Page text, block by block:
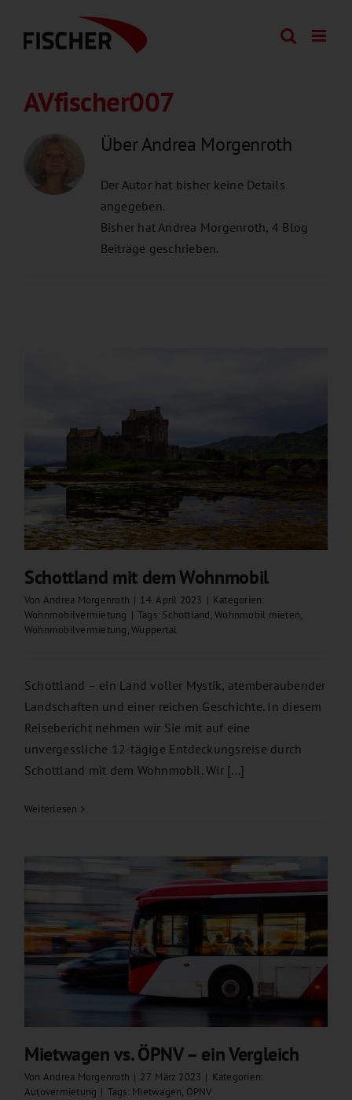
Inhalt
springen
AVfischer007
ÜberAndrea Morgenroth
Der Autor hat bisher keine Details
angegeben.
Bisher hat Andrea Morgenroth, 4 Blog
Beiträge geschrieben.
Schottland mit dem Wohnmobil
Von Andrea Morgenroth | 14. April 2023 | Kategorien:
Wohnmobilvermietung | Tags: Schottland,Wohnmobil mieten,
Wohnmobilvermietung,Wuppertal
Schottland – ein Land voller Mystik, atemberaubender
Landschaften und einer reichen Geschichte. In diesem
Reisebericht nehmen wir Sie mit auf eine
unvergessliche 12-tägige Entdeckungsreise durch
Schottland mit dem Wohnmobil. Wir [...]
Weiterlesen
Mietwagen vs. ÖPNV – ein Vergleich
Von Andrea Morgenroth | 27. März 2023 | Kategorien:
Autovermietung | Tags: Mietwagen, ÖPNV